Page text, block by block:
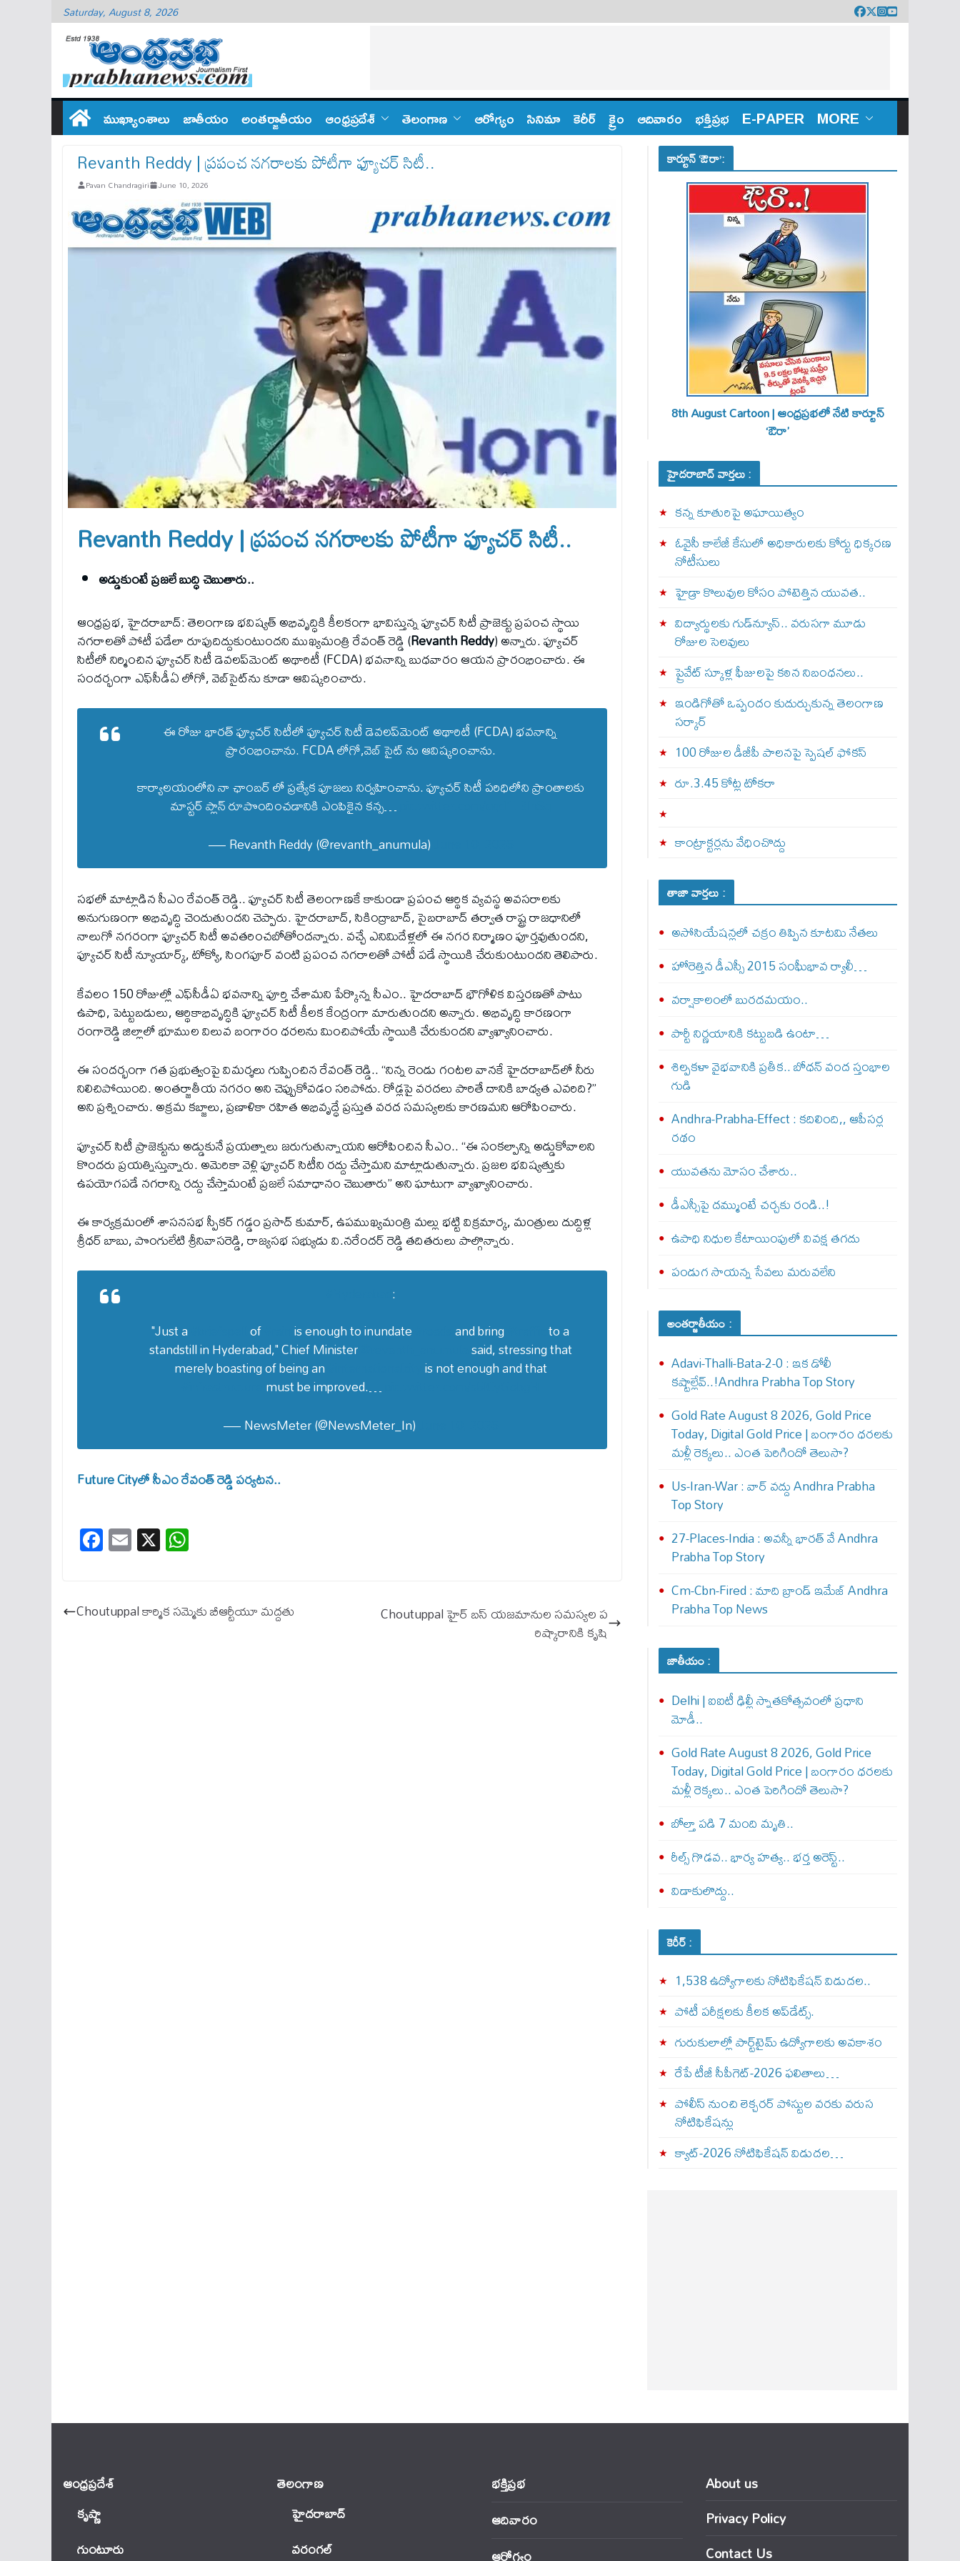
Saturday, August 8, 2026
ముఖ్యాంశాలు జాతీయం అంతర్జాతీయం ఆంధ్ర‌ప్ర‌దేశ్ తెలంగాణ‌ ఆరోగ్యం సినిమా కెరీర్ క్రైం ఆదివారం భక్తిప్రభ E-PAPER MORE
Revanth Reddy | ప్ర‌పంచ నగరాలకు పోటీగా ఫ్యూచర్ సిటీ..
Pavan Chandragiri June 10, 2026
Revanth Reddy | ప్ర‌పంచ నగరాలకు పోటీగా ఫ్యూచర్ సిటీ..
అడ్డుకుంటే ప్రజలే బుద్ధి చెబుతారు..
ఆంధ్రప్రభ, హైదరాబాద్: తెలంగాణ భవిష్యత్ అభివృద్ధికి కీలకంగా భావిస్తున్న ఫ్యూచర్ సిటీ ప్రాజెక్టు ప్రపంచ స్థాయి
నగరాలతో పోటీ పడేలా రూపుదిద్దుకుంటుందని ముఖ్యమంత్రి రేవంత్ రెడ్డి (Revanth Reddy) అన్నారు. ఫ్యూచర్
సిటీలో నిర్మించిన ఫ్యూచర్ సిటీ డెవలప్‌మెంట్ అథారిటీ (FCDA) భవనాన్ని బుధవారం ఆయన ప్రారంభించారు. ఈ
సందర్భంగా ఎఫ్‌సీడీఏ లోగో, వెబ్‌సైట్‌ను కూడా ఆవిష్కరించారు.
ఈ రోజు భార‌త్ ఫ్యూచ‌ర్ సిటీలో ఫ్యూచర్ సిటీ డెవలప్‌మెంట్ అథారిటీ (FCDA) భ‌వ‌నాన్ని
ప్రారంభించాను. FCDA లోగో,వెబ్ సైట్ ను ఆవిష్కరించాను.
కార్యాలయంలోని నా ఛాంబర్ లో ప్రత్యేక పూజలు నిర్వహించాను. ఫ్యూచ‌ర్ సిటీ ప‌రిధిలోని ప్రాంతాల‌కు
మాస్ట‌ర్ ప్లాన్ రూపొందించ‌డానికి ఎంపికైన క‌న్స…
— Revanth Reddy (@revanth_anumula)
సభలో మాట్లాడిన సీఎం రేవంత్ రెడ్డి.. ఫ్యూచర్ సిటీ తెలంగాణకే కాకుండా ప్రపంచ ఆర్థిక వ్యవస్థ అవసరాలకు
అనుగుణంగా అభివృద్ధి చెందుతుందని చెప్పారు. హైదరాబాద్, సికింద్రాబాద్, సైబరాబాద్ తర్వాత రాష్ట్ర రాజధానిలో
నాలుగో నగరంగా ఫ్యూచర్ సిటీ అవతరించబోతోందన్నారు. వచ్చే ఎనిమిదేళ్లలో ఈ నగర నిర్మాణం పూర్తవుతుందని,
ఫ్యూచ‌ర్ సిటీ న్యూయార్క్, టోక్యో, సింగ‌పూర్ వంటి ప్రపంచ నగరాలతో పోటీ పడే స్థాయికి చేరుకుంటుందని తెలిపారు.
కేవలం 150 రోజుల్లో ఎఫ్‌సీడీఏ భవనాన్ని పూర్తి చేశామని పేర్కొన్న సీఎం.. హైదరాబాద్ భౌగోళిక విస్తరణతో పాటు
ఉపాధి, పెట్టుబడులు, ఆర్థికాభివృద్ధికి ఫ్యూచర్ సిటీ కీలక కేంద్రంగా మారుతుందని అన్నారు. అభివృద్ధి కారణంగా
రంగారెడ్డి జిల్లాలో భూముల విలువ బంగారం ధరలను మించిపోయే స్థాయికి చేరుకుందని వ్యాఖ్యానించారు.
ఈ సందర్భంగా గత ప్రభుత్వంపై విమర్శలు గుప్పించిన రేవంత్ రెడ్డి.. “నిన్న రెండు గంటల వానకే హైదరాబాద్‌లో నీరు
నిలిచిపోయింది. అంతర్జాతీయ నగరం అని చెప్పుకోవడం సరిపోదు. రోడ్లపై వరదలు పారితే దానికి బాధ్యత ఎవరిది?”
అని ప్రశ్నించారు. అక్రమ కబ్జాలు, ప్రణాళికా రహిత అభివృద్ధే ప్రస్తుత వరద సమస్యలకు కారణమని ఆరోపించారు.
ఫ్యూచర్ సిటీ ప్రాజెక్టును అడ్డుకునే ప్రయత్నాలు జరుగుతున్నాయని ఆరోపించిన సీఎం.. “ఈ సంకల్పాన్ని అడ్డుకోవాలని
కొందరు ప్రయత్నిస్తున్నారు. అమెరికా వెళ్లి ఫ్యూచర్ సిటీని రద్దు చేస్తామని మాట్లాడుతున్నారు. ప్రజల భవిష్యత్తుకు
ఉపయోగపడే నగరాన్ని రద్దు చేస్తామంటే ప్రజలే సమాధానం చెబుతారు” అని ఘాటుగా వ్యాఖ్యానించారు.
ఈ కార్యక్రమంలో శాసనసభ స్పీకర్ గడ్డం ప్రసాద్ కుమార్, ఉపముఖ్యమంత్రి మల్లు భట్టి విక్రమార్క, మంత్రులు దుద్దిళ్ల
శ్రీధర్ బాబు, పొంగులేటి శ్రీనివాసరెడ్డి, రాజ్యసభ సభ్యుడు వి.నరేందర్ రెడ్డి తదితరులు పాల్గొన్నారు.
:
"Just a
of is enough to inundate and bring to a
standstill in Hyderabad," Chief Minister said, stressing that
merely boasting of being an is not enough and that
must be improved.…
— NewsMeter (@NewsMeter_In)
Future Cityలో సీఎం రేవంత్ రెడ్డి ప‌ర్య‌ట‌న..
Fa
ce
ok
E
m
X
A
pp
Choutuppal కార్మిక సమ్మెకు బీఆర్టీయూ మద్దతు Choutuppal హైర్ బస్ యజమానుల సమస్యల ప
రిష్కారానికి కృషి
కార్టూన్ ‘ఔరా’:
8th August Cartoon | ఆంధ్రప్రభలో నేటి కార్టూన్
‘ఔరా’
హైదరాబాద్ వార్తలు :
కన్న కూతురిపై అఘాయిత్యం
ఓవైసీ కాలేజీ కేసులో అధికారులకు కోర్టు ధిక్కరణ
నోటీసులు
హైడ్రా కొలువుల కోసం పోటెత్తిన యువత..
విద్యార్థులకు గుడ్‌న్యూస్.. వరుసగా మూడు
రోజుల సెలవులు
ప్రైవేట్ స్కూళ్ల ఫీజులపై కఠిన నిబంధనలు..
ఇండిగోతో ఒప్పందం కుదుర్చుకున్న తెలంగాణ
స‌ర్కార్
100 రోజుల డీజీపీ పాలనపై స్పెషల్ ఫోకస్
రూ.3.45 కోట్ల టోకరా
కాంట్రాక్టర్లను వేధించొద్దు
తాజా వార్తలు :
అసోసియేషన్లలో చక్రం తిప్పిన కూటమి నేతలు
హోరెత్తిన డీఎస్సీ 2015 సంఘీభావ ర్యాలీ…
వర్షాకాలంలో బురదమయం..
పార్టీ నిర్ణయానికి కట్టుబడి ఉంటా…
శిల్పకళా వైభవానికి ప్రతీక.. బోధన్‌ వంద స్తంభాల
గుడి
Andhra-Prabha-Effect : క‌దిలింది,, ఆపీస‌ర్ల
రథం
యువతను మోసం చేశారు..
డీఎస్సీపై దమ్ముంటే చర్చకు రండి..!
ఉపాధి నిధుల కేటాయింపులో వివక్ష తగదు
పండుగ సాయన్న సేవలు మరువలేని
అంతర్జాతీయం :
Adavi-Thalli-Bata-2-0 : ఇక డోలీ
క‌ష్టాల్లేవ్..!Andhra Prabha Top Story
Gold Rate August 8 2026, Gold Price
Today, Digital Gold Price | బంగారం ధరలకు
మళ్లీ రెక్కలు.. ఎంత పెరిగిందో తెలుసా?
Us-Iran-War : వార్ వ‌ద్దు Andhra Prabha
Top Story
27-Places-India : అవ‌న్నీ భార‌త్ వే Andhra
Prabha Top Story
Cm-Cbn-Fired : మాది బ్రాండ్ ఇమేజ్ Andhra
Prabha Top News
జాతీయం :
Delhi | ఐఐటీ ఢిల్లీ స్నాతకోత్సవంలో ప్రధాని
మోడీ..
Gold Rate August 8 2026, Gold Price
Today, Digital Gold Price | బంగారం ధరలకు
మళ్లీ రెక్కలు.. ఎంత పెరిగిందో తెలుసా?
బోల్తా పడి 7 మంది మృతి..
రీల్స్ గొడవ.. భార్య హత్య.. భర్త అరెస్ట్..
విడాకులొద్దు..
కెరీర్ :
1,538 ఉద్యోగాలకు నోటిఫికేషన్ విడుదల..
పోటీ పరీక్షలకు కీలక అప్‌డేట్స్.
గురుకులాల్లో పార్ట్‌టైమ్ ఉద్యోగాలకు అవకాశం
రేపే టీజీ సీపీగెట్‌-2026 ఫలితాలు…
పోలీస్ నుంచి లెక్చరర్ పోస్టుల వరకు వరుస
నోటిఫికేషన్లు
క్యాట్-2026 నోటిఫికేషన్ విడుదల…
ఆంధ్ర‌ప్ర‌దేశ్
కృష్ణా
గుంటూరు
తెలంగాణ‌
హైదరాబాద్
వ‌రంగ‌ల్
భక్తిప్రభ
ఆదివారం
About us
Privacy Policy
Contact Us